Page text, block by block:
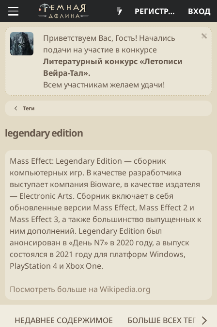
ВХОД
РЕГИСТРАЦИЯ
Приветствуем Вас, Гость! Начались
подачи на участие в конкурсе
Литературный конкурс «Летописи
Вейра-Тал».
Всем участникам желаем удачи!
Теги
legendary edition
Mass Effect: Legendary Edition — сборник
компьютерных игр. В качестве разработчика
выступает компания Bioware, в качестве издателя
— Electronic Arts. Сборник включает в себя
обновленные версии Mass Effect, Mass Effect 2 и
Mass Effect 3, а также большинство выпущенных к
ним дополнений. Legendary Edition был
анонсирован в «День N7» в 2020 году, а выпуск
состоялся в 2021 году для платформ Windows,
PlayStation 4 и Xbox One.
Посмотреть больше на Wikipedia.org
НЕДАВНЕЕ СОДЕРЖИМОЕ БОЛЬШЕ ВСЕХ ТЕГОВ